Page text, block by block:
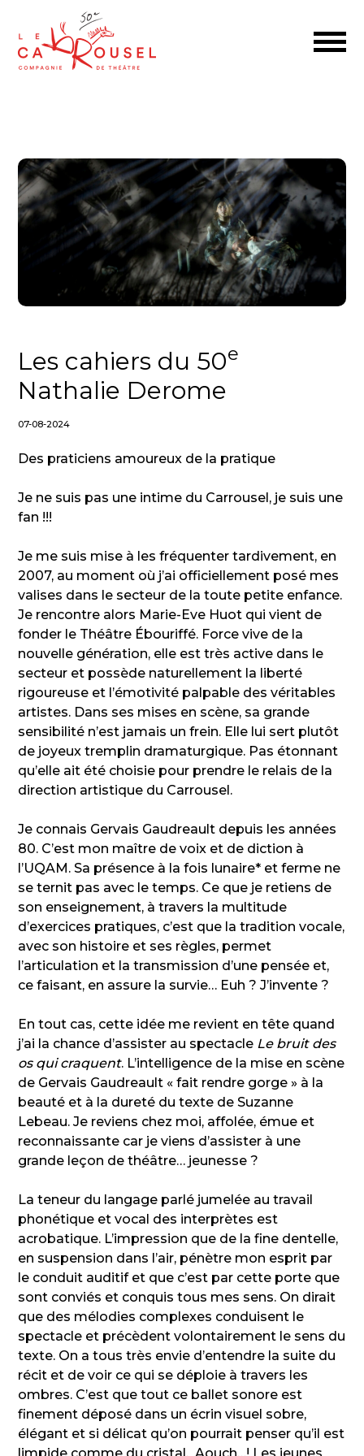
Les cahiers du 50e
Nathalie Derome
07-08-2024
Des praticiens amoureux de la pratique
Je ne suis pas une intime du Carrousel, je suis une
fan !!!
Je me suis mise à les fréquenter tardivement, en
2007, au moment où j’ai officiellement posé mes
valises dans le secteur de la toute petite enfance.
Je rencontre alors Marie-Eve Huot qui vient de
fonder le Théâtre Ébouriffé. Force vive de la
nouvelle génération, elle est très active dans le
secteur et possède naturellement la liberté
rigoureuse et l’émotivité palpable des véritables
artistes. Dans ses mises en scène, sa grande
sensibilité n’est jamais un frein. Elle lui sert plutôt
de joyeux tremplin dramaturgique. Pas étonnant
qu’elle ait été choisie pour prendre le relais de la
direction artistique du Carrousel.
Je connais Gervais Gaudreault depuis les années
80. C’est mon maître de voix et de diction à
l’UQAM. Sa présence à la fois lunaire* et ferme ne
se ternit pas avec le temps. Ce que je retiens de
son enseignement, à travers la multitude
d’exercices pratiques, c’est que la tradition vocale,
avec son histoire et ses règles, permet
l’articulation et la transmission d’une pensée et,
ce faisant, en assure la survie… Euh ? J’invente ?
En tout cas, cette idée me revient en tête quand
j’ai la chance d’assister au spectacle Le bruit des
os qui craquent. L’intelligence de la mise en scène
de Gervais Gaudreault « fait rendre gorge » à la
beauté et à la dureté du texte de Suzanne
Lebeau. Je reviens chez moi, affolée, émue et
reconnaissante car je viens d’assister à une
grande leçon de théâtre… jeunesse ?
La teneur du langage parlé jumelée au travail
phonétique et vocal des interprètes est
acrobatique. L’impression que de la fine dentelle,
en suspension dans l’air, pénètre mon esprit par
le conduit auditif et que c’est par cette porte que
sont conviés et conquis tous mes sens. On dirait
que des mélodies complexes conduisent le
spectacle et précèdent volontairement le sens du
texte. On a tous très envie d’entendre la suite du
récit et de voir ce qui se déploie à travers les
ombres. C’est que tout ce ballet sonore est
finement déposé dans un écrin visuel sobre,
élégant et si délicat qu’on pourrait penser qu’il est
limpide comme du cristal. Aouch…! Les jeunes